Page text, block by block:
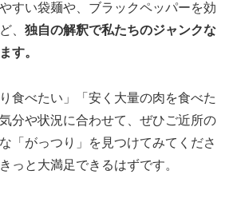
すい袋麺や、ブラックペッパーを効
、 独自の解釈で私たちのジャンクな
す。
食べたい」「安く大量の肉を食べた
分や状況に合わせて、ぜひご近所の
「がっつり」を見つけてみてくださ
っと大満足できるはずです。